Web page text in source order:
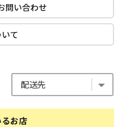
問い合わせ
て
お店